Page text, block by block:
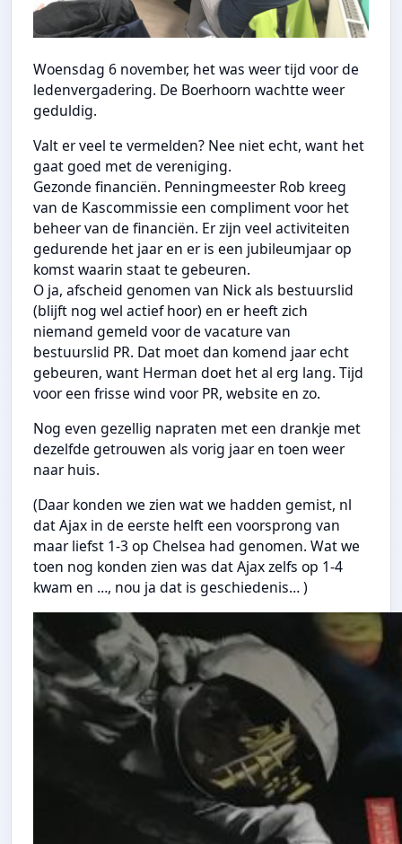
Woensdag 6 november, het was weer tijd voor de
ledenvergadering. De Boerhoorn wachtte weer
geduldig.
Valt er veel te vermelden? Nee niet echt, want het
gaat goed met de vereniging.
Gezonde financiën. Penningmeester Rob kreeg
van de Kascommissie een compliment voor het
beheer van de financiën. Er zijn veel activiteiten
gedurende het jaar en er is een jubileumjaar op
komst waarin staat te gebeuren.
O ja, afscheid genomen van Nick als bestuurslid
(blijft nog wel actief hoor) en er heeft zich
niemand gemeld voor de vacature van
bestuurslid PR. Dat moet dan komend jaar echt
gebeuren, want Herman doet het al erg lang. Tijd
voor een frisse wind voor PR, website en zo.
Nog even gezellig napraten met een drankje met
dezelfde getrouwen als vorig jaar en toen weer
naar huis.
(Daar konden we zien wat we hadden gemist, nl
dat Ajax in de eerste helft een voorsprong van
maar liefst 1-3 op Chelsea had genomen. Wat we
toen nog konden zien was dat Ajax zelfs op 1-4
kwam en …, nou ja dat is geschiedenis… )